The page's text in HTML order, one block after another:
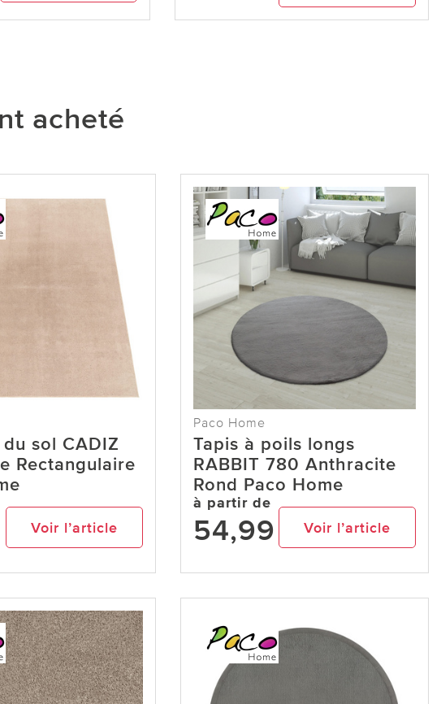
acheté
sol CADIZ
Rectangulaire
Voir l’article
Paco Home
Tapis à poils longs
RABBIT 780 Anthracite
Rond Paco Home
à partir de
54,99 Voir l’article